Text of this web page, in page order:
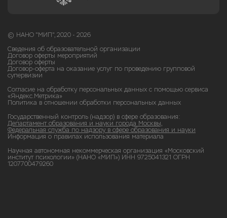
© НАНО "МИП", 2020 - 2026
Сведения об образовательной организации
Договор оферты мероприятий
Договор оферты
Договор-оферта на оказание услуг по проведению групповой
супервизии
Согласие на обработку персональных данных с помощью сервиса
«Яндекс.Метрика»
Политика в отношении обработки персональных данных
Государственный контроль (надзор) в сфере образования:
Департамент образования и науки города Москвы,
Федеральная служба по надзору в сфере образования и науки
Информация о правилах использования материала
Научная автономная некоммерческая организация «Московский
институт психологии» (НАНО «МИП») ИНН 9725041321 ОГРН
1207700479260